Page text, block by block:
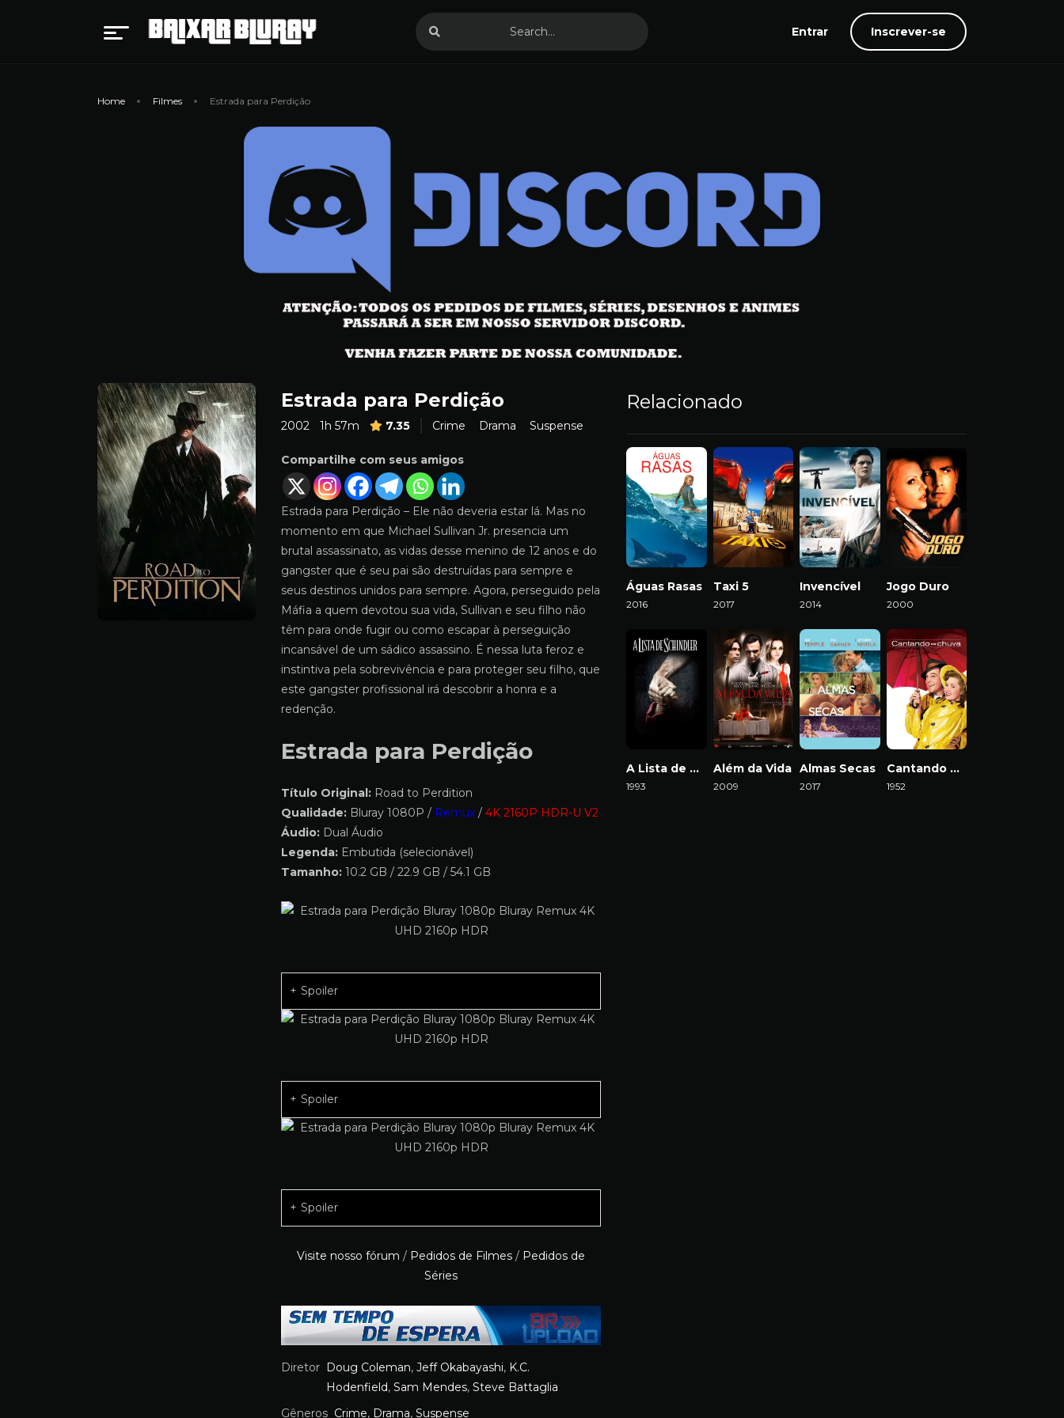
Entrar Inscrever-se
Home Filmes Estrada para Perdição
Estrada para Perdição
2002 1h 57m 7.35 Crime Drama Suspense
Compartilhe com seus amigos
Estrada para Perdição – Ele não deveria estar lá. Mas no
momento em que Michael Sullivan Jr. presencia um
brutal assassinato, as vidas desse menino de 12 anos e do
gangster que é seu pai são destruídas para sempre e
seus destinos unidos para sempre. Agora, perseguido pela
Máfia a quem devotou sua vida, Sullivan e seu filho não
têm para onde fugir ou como escapar à perseguição
incansável de um sádico assassino. É nessa luta feroz e
instintiva pela sobrevivência e para proteger seu filho, que
este gangster profissional irá descobrir a honra e a
redenção.
Estrada para Perdição
Título Original: Road to Perdition
Qualidade: Bluray 1080P / Remux / 4K 2160P HDR-U V2
Áudio: Dual Áudio
Legenda: Embutida (selecionável)
Tamanho: 10.2 GB / 22.9 GB / 54.1 GB
Spoiler
Spoiler
Spoiler
Visite nosso fórum / Pedidos de Filmes / Pedidos de
Séries
Diretor Doug Coleman, Jeff Okabayashi, K.C.
Hodenfield, Sam Mendes, Steve Battaglia
Gêneros Crime, Drama, Suspense
Relacionado
Águas Rasas
2016
Taxi 5
2017
Invencível
2014
Jogo Duro
2000
A Lista de Schindler
1993
Além da Vida
2009
Almas Secas
2017
Cantando na Chuva
1952